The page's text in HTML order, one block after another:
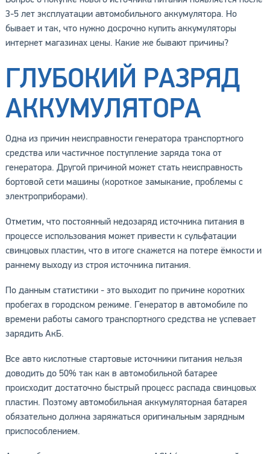
3-5 лет эксплуатации автомобильного аккумулятора. Но
бывает и так, что нужно досрочно купить аккумуляторы
интернет магазинах цены. Какие же бывают причины?
ГЛУБОКИЙ РАЗРЯД
АККУМУЛЯТОРА
Одна из причин неисправности генератора транспортного
средства или частичное поступление заряда тока от
генератора. Другой причиной может стать неисправность
бортовой сети машины (короткое замыкание, проблемы с
электроприборами).
Отметим, что постоянный недозаряд источника питания в
процессе использования может привести к сульфатации
свинцовых пластин, что в итоге скажется на потере ёмкости и
раннему выходу из строя источника питания.
По данным статистики - это выходит по причине коротких
пробегах в городском режиме. Генератор в автомобиле по
времени работы самого транспортного средства не успевает
зарядить АкБ.
Все авто кислотные стартовые источники питания нельзя
доводить до 50% так как в автомобильной батарее
происходит достаточно быстрый процесс распада свинцовых
пластин. Поэтому автомобильная аккумуляторная батарея
обязательно должна заряжаться оригинальным зарядным
приспособлением.